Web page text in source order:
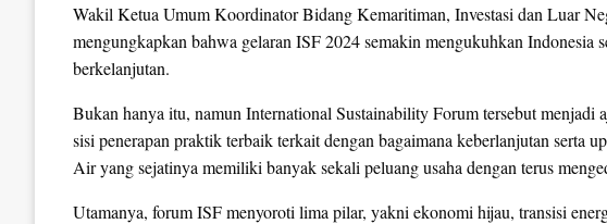
Wakil Ketua Umum Koordinator Bidang Kemaritiman, Investasi dan Luar
mengungkapkan bahwa gelaran ISF 2024 semakin mengukuhkan Indonesia
berkelanjutan.
Bukan hanya itu, namun International Sustainability Forum tersebut menjadi
sisi penerapan praktik terbaik terkait dengan bagaimana keberlanjutan serta
Air yang sejatinya memiliki banyak sekali peluang usaha dengan terus
Utamanya, forum ISF menyoroti lima pilar, yakni ekonomi hijau, transisi